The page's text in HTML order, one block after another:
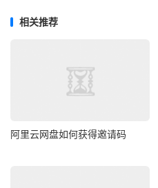
相关推荐
阿里云网盘如何获得邀请码